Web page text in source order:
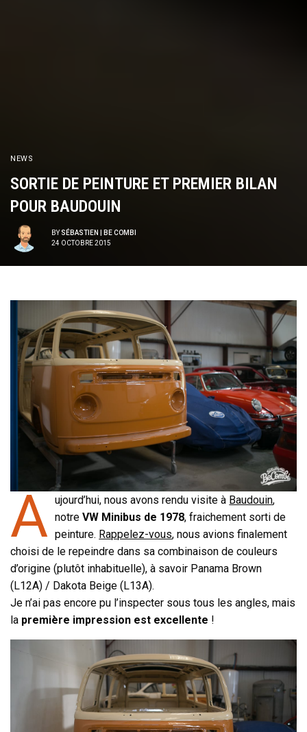
NEWS
SORTIE DE PEINTURE ET PREMIER BILAN
POUR BAUDOUIN
BY SÉBASTIEN | BE COMBI
24 OCTOBRE 2015
A ujourd’hui, nous avons rendu visite à Baudouin,
notreVW Minibus de 1978, fraichement sorti de
peinture. Rappelez-vous, nous avions finalement
choisi de le repeindre dans sa combinaison de couleurs
d’origine (plutôt inhabituelle), à savoir Panama Brown
(L12A) / Dakota Beige (L13A).
Je n’ai pas encore pu l’inspecter sous tous les angles, mais
la première impression est excellente !